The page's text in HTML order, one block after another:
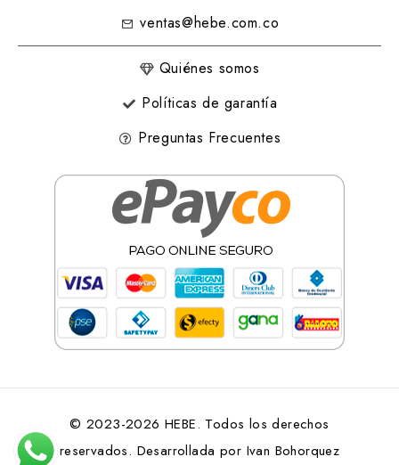
ventas@hebe.com.co
Quiénes somos
Políticas de garantía
Preguntas Frecuentes
© 2023-2026 HEBE. Todos los derechos
reservados. Desarrollada por Ivan Bohorquez